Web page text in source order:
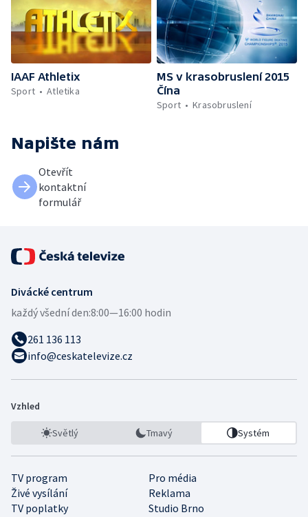
IAAF Athletix
Sport
Atletika
MS v krasobruslení 2015
Čína
Sport
Krasobruslení
Napište nám
Otevřít
kontaktní
formulář
Divácké centrum
každý všední den:8:00—16:00 hodin
261 136 113
info@ceskatelevize.cz
Vzhled
Světlý Tmavý Systém
TV program
Pro média
Živé vysílání
Reklama
TV poplatky
Studio Brno